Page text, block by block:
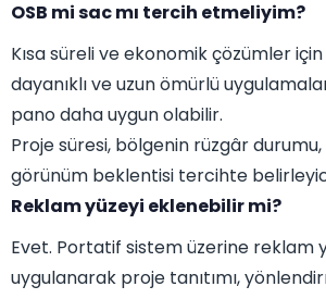
OSB mi sac mı tercih etmeliyim?
Kısa süreli ve ekonomik çözümler
dayanıklı ve uzun ömürlü
pano daha uygun olabilir.
Proje süresi, bölgenin rüzgâr
görünüm beklentisi tercihte
Reklam yüzeyi eklenebilir mi?
Evet. Portatif sistem üzerine reklam
uygulanarak proje tanıtımı,